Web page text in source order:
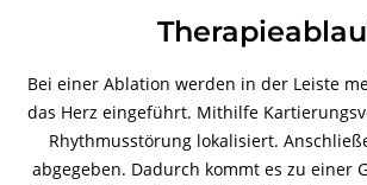
Bei einer Ablation werden in der Leiste
das Herz eingeführt. Mithilfe
Rhythmusstörung lokalisiert.
abgegeben. Dadurch kommt es zu einer